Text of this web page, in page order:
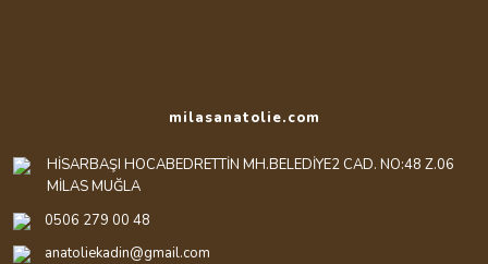
milasanatolie.com
HİSARBAŞI HOCABEDRETTİN MH.BELEDİYE2 CAD. NO:48 Z.06
MİLAS MUĞLA
0506 279 00 48
anatoliekadin@gmail.com